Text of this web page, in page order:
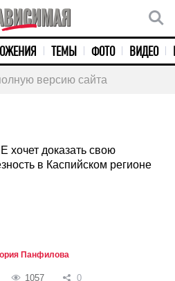
ТЕМЫ ФОТО ВИДЕО
версию сайта
хочет доказать свою
в Каспийском регионе
Панфилова
1057 0